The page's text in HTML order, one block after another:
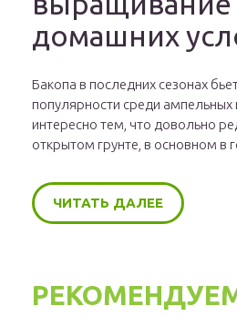
домашних
Бакопа в последних сезонах
популярности среди ампельных
интересно тем, что довольно
открытом грунте, в основном в
ЧИТАТЬ ДАЛЕЕ